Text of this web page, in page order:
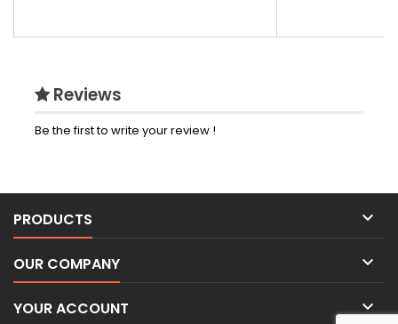
Reviews
Be the first to write your review !
PRODUCTS 
OUR COMPANY 
YOUR ACCOUNT 